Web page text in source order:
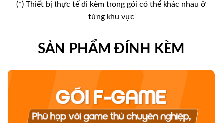
(*) Thiết bị thực tế đi kèm trong gói có thể khác nhau ở
từng khu vực
SẢN PHẨM ĐÍNH KÈM